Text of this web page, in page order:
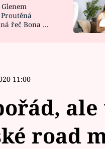
řeč Bona a
11:00
road